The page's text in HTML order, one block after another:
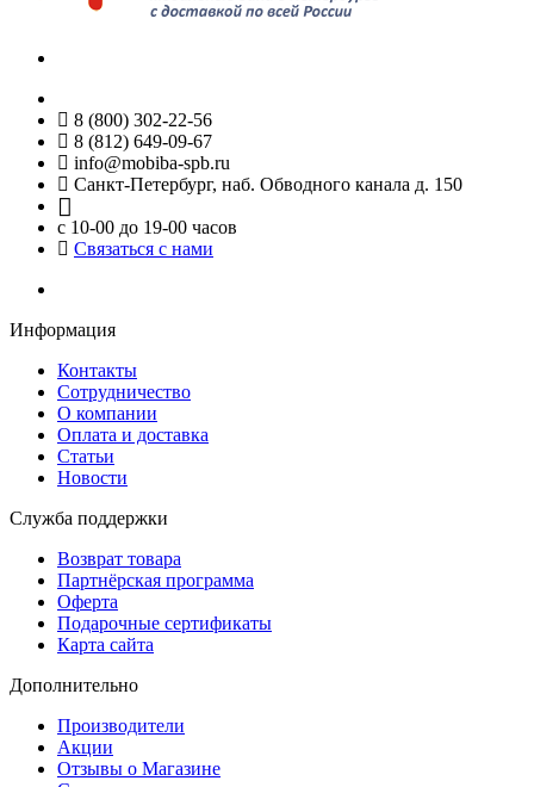
8 (800) 302-22-56
8 (812) 649-09-67
info@mobiba-spb.ru
Санкт-Петербург, наб. Обводного канала д. 150
с 10-00 до 19-00 часов
Связаться с нами
Информация
Контакты
Сотрудничество
О компании
Оплата и доставка
Статьи
Новости
Служба поддержки
Возврат товара
Партнёрская программа
Оферта
Подарочные сертификаты
Карта сайта
Дополнительно
Производители
Акции
Отзывы о Магазине